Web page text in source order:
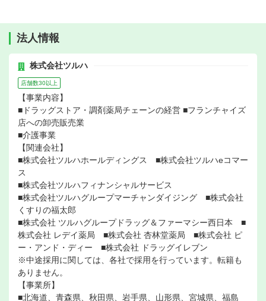
法人情報
株式会社ツルハ
店舗数30以上
【事業内容】
■ドラッグストア・調剤薬局チェーンの経営 ■フランチャイズ
店への卸売販売業
■介護事業
【関連会社】
■株式会社ツルハホールディングス ■株式会社ツルハeコマー
ス
■株式会社ツルハフィナンシャルサービス
■株式会社ツルハグループマーチャンダイジング ■株式会社
くすりの福太郎
■株式会社 ツルハグループドラッグ＆ファーマシー西日本 ■
株式会社 レデイ薬局 ■株式会社 杏林堂薬局 ■株式会社 ピ
ー・アンド・ディー ■株式会社 ドラッグイレブン
※中途採用に関しては、各社で採用を行っています。転籍も
ありません。
【事業所】
■北海道、青森県、秋田県、岩手県、山形県、宮城県、福島